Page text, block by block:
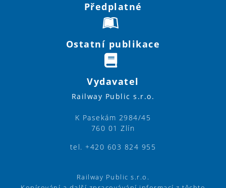
Předplatné
Ostatní publikace
Vydavatel
Railway Public s.r.o.
K Pasekám 2984/45
760 01 Zlín
tel. +420 603 824 955
Railway Public s.r.o.